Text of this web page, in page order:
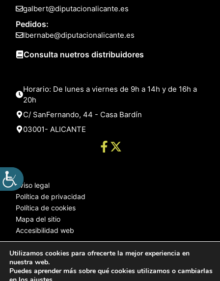
galbert@diputacionalicante.es
Pedidos:
lbernabe@diputacionalicante.es
Consulta nuetros distribuidores
Horario: De lunes a viernes de 9h a 14h y de 16h a
20h
C/ SanFernando, 44 - Casa Bardín
03001- ALICANTE
Aviso legal
Política de privacidad
Política de cookies
Mapa del sitio
Accesibilidad web
© 2025 Web desarrollada por el Servicio de Informática de Diputación
Utilizamos cookies para ofrecerte la mejor experiencia en
nuestra web.
Puedes aprender más sobre qué cookies utilizamos o cambiarlas